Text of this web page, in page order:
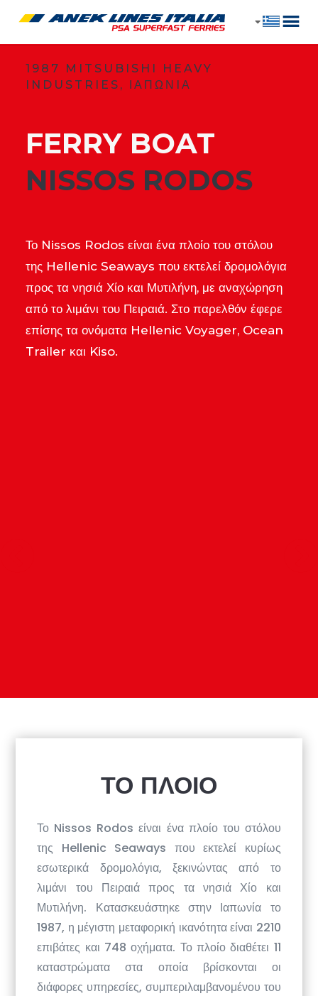
1987 MITSUBISHI HEAVY
INDUSTRIES, ΙΑΠΩΝIΑ
FERRY BOAT
​NISSOS RODOS
Το Nissos Rodos είναι ένα πλοίο του στόλου
της Hellenic Seaways που εκτελεί δρομολόγια
προς τα νησιά Χίο και Μυτιλήνη, με αναχώρηση
από το λιμάνι του Πειραιά. Στο παρελθόν έφερε
επίσης τα ονόματα Hellenic Voyager, Ocean
Trailer και Kiso.
​ΤΟ ΠΛΟΙΟ
Το Nissos Rodos είναι ένα πλοίο του στόλου
της Hellenic Seaways που εκτελεί κυρίως
εσωτερικά δρομολόγια, ξεκινώντας από το
λιμάνι του Πειραιά προς τα νησιά Χίο και
Μυτιλήνη. Κατασκευάστηκε στην Ιαπωνία το
1987, η μέγιστη μεταφορική ικανότητα είναι 2210
επιβάτες και 748 οχήματα. Το πλοίο διαθέτει 11
καταστρώματα στα οποία βρίσκονται οι
διάφορες υπηρεσίες, συμπεριλαμβανομένου του